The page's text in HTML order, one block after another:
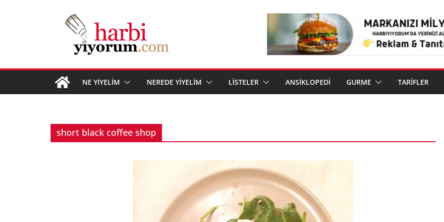
NE YİYELİM NEREDE YİYELİM LİSTELER ANSİKLOPEDİ GURME TARİFLER
short black coffee shop